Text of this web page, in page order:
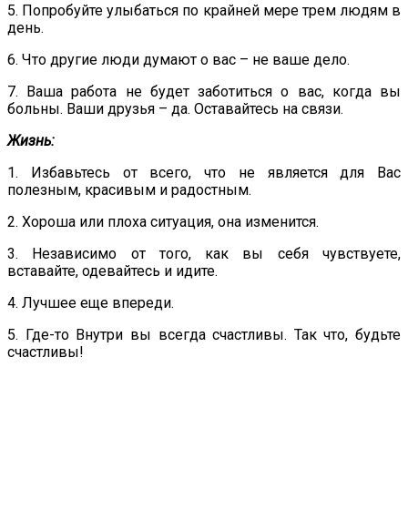
5. Попробуйте улыбаться по крайней мере трем людям в
день.
6. Что другие люди думают о вас – не ваше дело.
7. Ваша работа не будет заботиться о вас, когда вы
больны. Ваши друзья – да. Оставайтесь на связи.
Жизнь:
1. Избавьтесь от всего, что не является для Вас
полезным, красивым и радостным.
2. Хороша или плоха ситуация, она изменится.
3. Независимо от того, как вы себя чувствуете,
вставайте, одевайтесь и идите.
4. Лучшее еще впереди.
5. Где-то Внутри вы всегда счастливы. Так что, будьте
счастливы!